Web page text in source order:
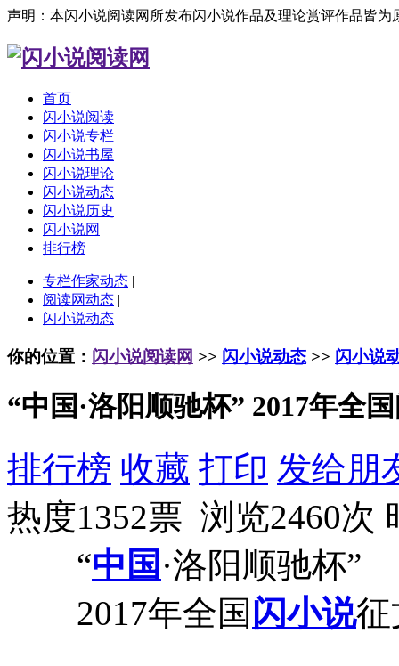
声明：本闪小说阅读网所发布闪小说作品及理论赏评作品皆
首页
闪小说阅读
闪小说专栏
闪小说书屋
闪小说理论
闪小说动态
闪小说历史
闪小说网
排行榜
专栏作家动态 |
阅读网动态 |
闪小说动态
你的位置： 闪小说阅读网 >> 闪小说动态 >> 闪小说
“中国·洛阳顺驰杯” 2017年全
排行榜 收藏 打印 发给朋
热度1352票 浏览2460次
“中国 ·洛阳顺驰杯”
2017年全国闪小说征